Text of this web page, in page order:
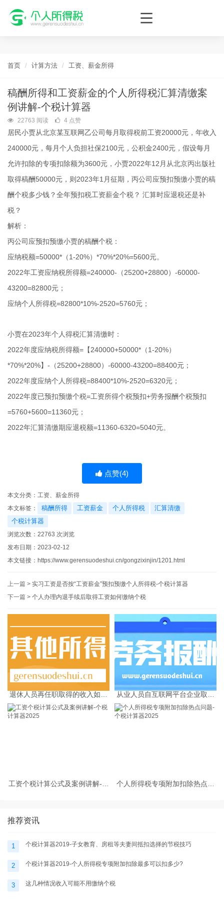
个人所得税网，最新个税资讯平台，您的个税管理专家！
首页 计算方法 工资、薪金所得
稿酬所得和工资薪金的个人所得税汇算清缴案
例讲解-个税计算器
22763 阅读 4 点赞
居民小贾从北京某互联网乙公司每月取得税前工资20000元，年收入
240000元，每月个人负担社保2100元，公积金2400元，假设每月
允许扣除的专项扣除额为3600元，小贾2022年12月从北京丙出版社
取得稿酬50000元，则2023年1月征期，丙公司应预扣预缴小贾的稿
酬个税多少钱？全年预扣税工资薪金个税？ 汇算时应退税还是补
税？
解析：
丙公司应预扣预缴小贾的稿酬个税：
应纳税额=50000*（1-20%）*70%*20%=5600元。
2022年工资应纳税所得额=240000-（25200+28800）-60000-
43200=82800元；
应纳个人所得税=82800*10%-2520=5760元；
小贾在2023年个人得税汇算清缴时：
2022年度应纳税所得额=【240000+50000*（1-20%）
*70%*20%】-（25200+28800）-60000-43200=88400元；
2022年度应纳个人所得税=88400*10%-2520=6320元；
2022年度已预扣预缴个税=工资所得个税预扣+劳务报酬个税预扣
=5760+5600=11360元；
2022年汇算清缴期应退税额=11360-6320=5040元。
点赞(4)
本文分类： 工资、薪金所得
本文标签：
稿酬所得 工资薪金 个人所得税
汇算清缴
个税计算器
浏览次数： 22763 次浏览
发布日期：2023-02-12
本文链接： https://www.gerensuodeshui.cn/gongzixinjin/1201.html
上一篇 > 实习工资是否按“工资薪金”预扣预缴个人所得税-个税计算器
下一篇 > 个人办理内退手续后取得工资如何缴纳个税
退休人员再任职取得的收入如何
从业人员自互联网平台企业取得
劳务报酬所得的个人所得税预扣
预缴计算方法
工资个税计算公式及案例讲解-个
个人所得税专项附加扣除热点问
推荐资讯
1 个税计算器2019-子女教育、房租等夫妻间抵扣选择的节税技巧
2 个税计算器2019-个人所得税专项附加扣除最多可以扣多少?
3 这几种情况收入可能不用缴纳个税